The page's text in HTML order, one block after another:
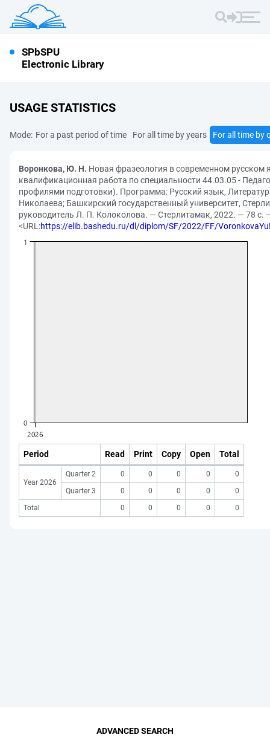
SPbSPU
Electronic Library
USAGE STATISTICS
Mode: For a past period of time For all time by years For all time by
Воронкова, Ю. Н. Новая фразеология в современном русском
квалификационная работа по специальности 44.03.05 -
профилями подготовки). Программа: Русский язык,
Николаева; Башкирский государственный университет,
руководитель Л. П. Колоколова. — Стерлитамак, 2022. — 78 с.
<URL:https://elib.bashedu.ru/dl/diplom/SF/2022/FF/
Period Read Print Copy Open Total
Year 2026
Quarter 2 0 0 0 0
0
Quarter 3
0 0 0 0
0
Total
0 0 0 0 0
ADVANCED SEARCH